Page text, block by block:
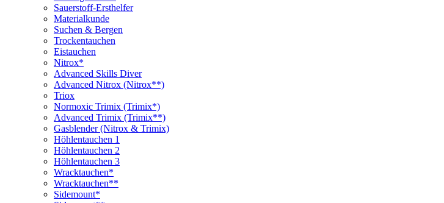
Sauerstoff-Ersthelfer
Materialkunde
Suchen & Bergen
Trockentauchen
Eistauchen
Nitrox*
Advanced Skills Diver
Advanced Nitrox (Nitrox**)
Triox
Normoxic Trimix (Trimix*)
Advanced Trimix (Trimix**)
Gasblender (Nitrox & Trimix)
Höhlentauchen 1
Höhlentauchen 2
Höhlentauchen 3
Wracktauchen*
Wracktauchen**
Sidemount*